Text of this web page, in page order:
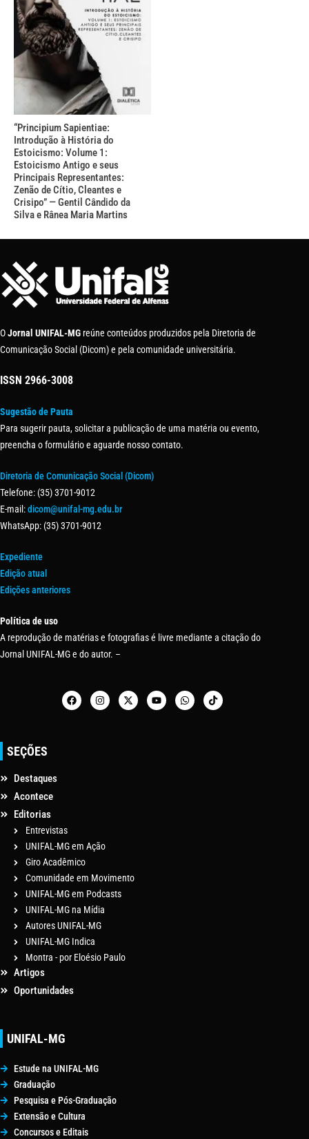
“Principium Sapientiae:
Introdução à História do
Estoicismo: Volume 1:
Estoicismo Antigo e seus
Principais Representantes:
Zenão de Cítio, Cleantes e
Crisipo” — Gentil Cândido da
Silva e Rânea Maria Martins
OJornal UNIFAL-MG reúne conteúdos produzidos pela Diretoria de
Comunicação Social (Dicom) e pela comunidade universitária.
ISSN 2966-3008
Sugestão de Pauta
Para sugerir pauta, solicitar a publicação de uma matéria ou evento,
preencha o formulário e aguarde nosso contato.
Diretoria de Comunicação Social (Dicom)
Telefone: (35) 3701-9012
E-mail:dicom@unifal-mg.edu.br
WhatsApp: (35) 3701-9012
Expediente
Edição atual
Edições anteriores
Política de uso
A reprodução de matérias e fotografias é livre mediante a citação do
Jornal UNIFAL-MG e do autor. –
SEÇÕES
Destaques
Acontece
Editorias
Entrevistas
UNIFAL-MG em Ação
Giro Acadêmico
Comunidade em Movimento
UNIFAL-MG em Podcasts
UNIFAL-MG na Mídia
Autores UNIFAL-MG
UNIFAL-MG Indica
Montra - por Eloésio Paulo
Artigos
Oportunidades
UNIFAL-MG
Estude na UNIFAL-MG
Graduação
Pesquisa e Pós-Graduação
Extensão e Cultura
Concursos e Editais